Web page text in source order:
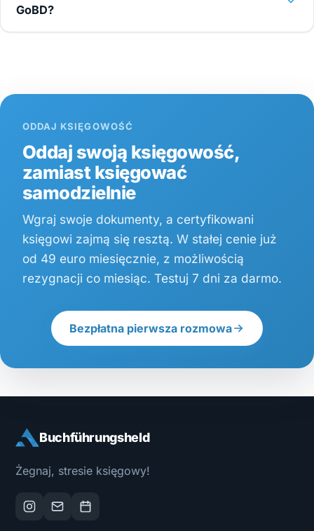
GoBD?
ODDAJ KSIĘGOWOŚĆ
Oddaj swoją księgowość,
zamiast księgować
samodzielnie
Wgraj swoje dokumenty, a certyfikowani
księgowi zajmą się resztą. W stałej cenie już
od 49 euro miesięcznie, z możliwością
rezygnacji co miesiąc. Testuj 7 dni za darmo.
Bezpłatna pierwsza rozmowa
Buchführungsheld
Żegnaj, stresie księgowy!